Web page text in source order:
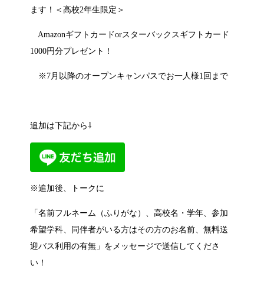
ます！＜高校2年生限定＞
Amazonギフトカードorスターバックスギフトカード
1000円分プレゼント！
※7月以降のオープンキャンパスでお一人様1回まで
追加は下記から⇩
※追加後、トークに
「名前フルネーム（ふりがな）、高校名・学年、参加
希望学科、同伴者がいる方はその方のお名前、無料送
迎バス利用の有無」をメッセージで送信してくださ
い！